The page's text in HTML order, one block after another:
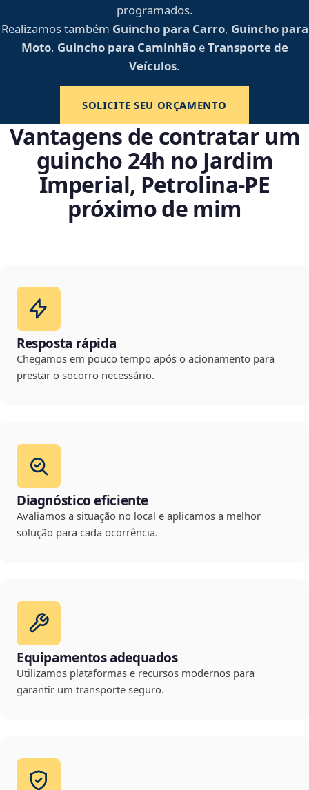
programados.
Realizamos também Guincho para Carro, Guincho para
Moto, Guincho para CaminhãoeTransporte de
Veículos.
SOLICITE SEU ORÇAMENTO
Vantagens de contratar um
guincho 24h no Jardim
Imperial, Petrolina‑PE
próximo de mim
Resposta rápida
Chegamos em pouco tempo após o acionamento para
prestar o socorro necessário.
Diagnóstico eficiente
Avaliamos a situação no local e aplicamos a melhor
solução para cada ocorrência.
Equipamentos adequados
Utilizamos plataformas e recursos modernos para
garantir um transporte seguro.